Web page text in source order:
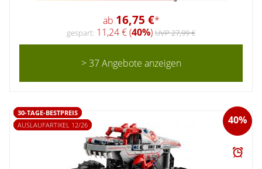
ab 16,75 €*
gespart: 11,24 € (40%) UVP 27,99 €
> 37 Angebote anzeigen
40%
30-TAGE-BESTPREIS
AUSLAUFARTIKEL 12/26